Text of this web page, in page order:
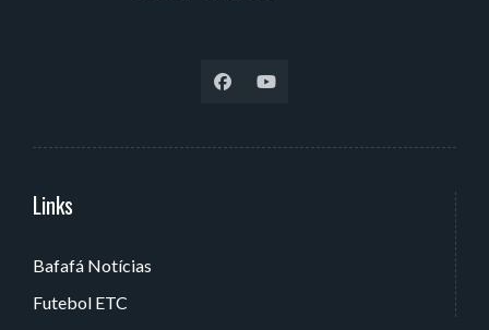
Links
Bafafá Notícias
Futebol ETC
Serviços